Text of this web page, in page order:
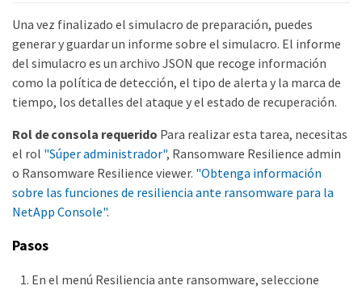
Una vez finalizado el simulacro de preparación, puedes
generar y guardar un informe sobre el simulacro. El informe
del simulacro es un archivo JSON que recoge información
como la política de detección, el tipo de alerta y la marca de
tiempo, los detalles del ataque y el estado de recuperación.
Rol de consola requerido Para realizar esta tarea, necesitas
el rol "Súper administrador", Ransomware Resilience admin
o Ransomware Resilience viewer. "Obtenga información
sobre las funciones de resiliencia ante ransomware para la
NetApp Console".
Pasos
En el menú Resiliencia ante ransomware, seleccione